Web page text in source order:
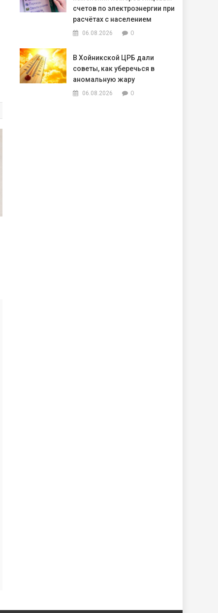
счетов по электроэнергии при
расчётах с населением
06.08.2026 0
В Хойникской ЦРБ дали
советы, как уберечься в
аномальную жару
06.08.2026 0